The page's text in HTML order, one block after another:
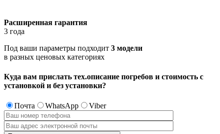
Расширенная гарантия
3 года
Под ваши параметры подходит 3 модели
в разных ценовых категориях
Куда вам прислать тех.описание погребов и стоимость с
установкой и без установки?
Почта WhatsApp Viber